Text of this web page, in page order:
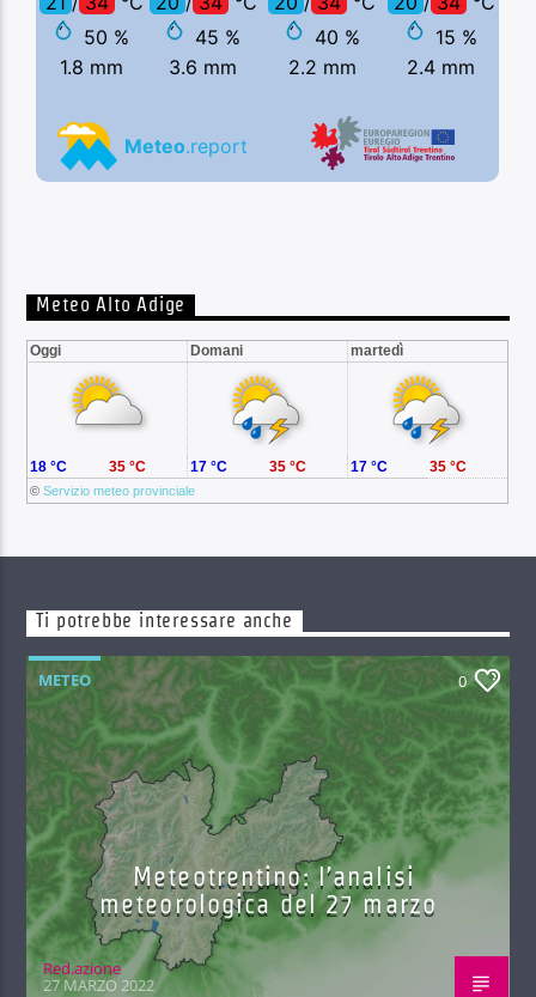
Meteo Alto Adige
Oggi Domani martedì
©Servizio meteo provinciale
18 °C 35 °C 17 °C 35 °C 17 °C 35 °C
Ti potrebbe interessare anche
METEO 0
Meteotrentino: l’analisi
meteorologica del 27 marzo
Red.azione
27 MARZO 2022